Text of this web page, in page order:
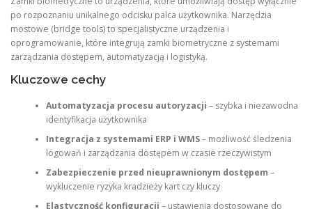
po rozpoznaniu unikalnego odcisku palca użytkownika. Narzędzia
mostowe (bridge tools) to specjalistyczne urządzenia i
oprogramowanie, które integrują zamki biometryczne z systemami
zarządzania dostępem, automatyzacją i logistyką.
Kluczowe cechy
Automatyzacja procesu autoryzacji – szybka i niezawodna
identyfikacja użytkownika
Integracja z systemami ERP i WMS– możliwość śledzenia
logowań i zarządzania dostępem w czasie rzeczywistym
Zabezpieczenie przed nieuprawnionym dostępem –
wykluczenie ryzyka kradzieży kart czy kluczy
Elastyczność konfiguracji – ustawienia dostosowane do